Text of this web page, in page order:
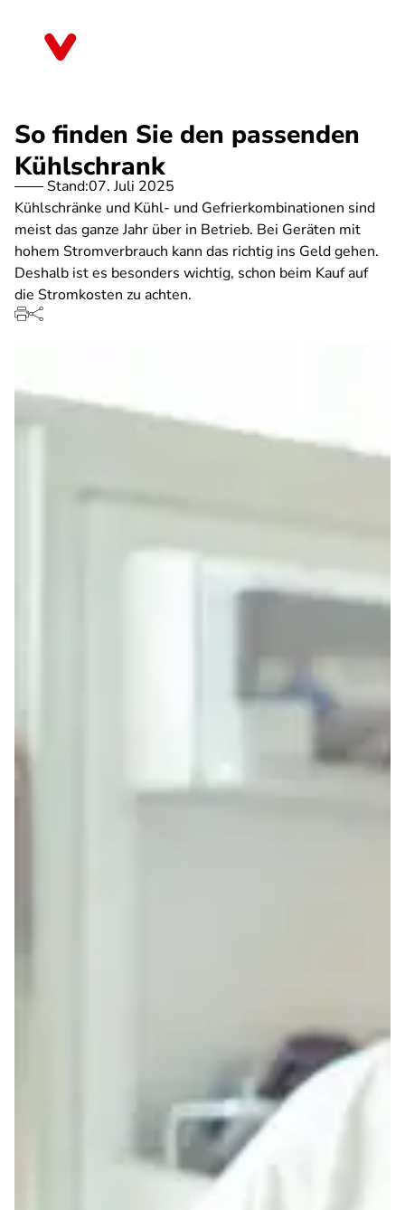
So finden Sie den passenden
Kühlschrank
Stand:07. Juli 2025
Kühlschränke und Kühl- und Gefrierkombinationen sind
meist das ganze Jahr über in Betrieb. Bei Geräten mit
hohem Stromverbrauch kann das richtig ins Geld gehen.
Deshalb ist es besonders wichtig, schon beim Kauf auf
die Stromkosten zu achten.